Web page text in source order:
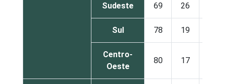
Sudeste 69 26
Sul 78 19
Centro-
Oeste
80 17